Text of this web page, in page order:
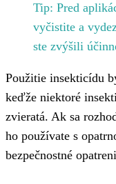
Tip: Pred
vyčistite a
ste zvýšili
Použitie insekticídu
keďže niektoré
zvieratá. Ak sa
ho používate s
bezpečnostné